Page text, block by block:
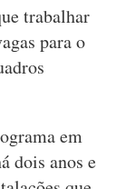
trabalhar
para o
em
dois anos e